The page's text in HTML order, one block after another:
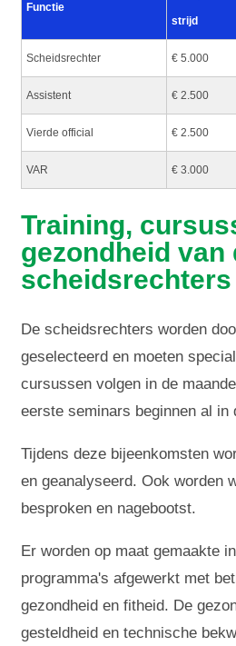
Functie
strijd
Scheidsrechter € 5.000
Assistent € 2.500
Vierde official € 2.500
VAR € 3.000
Training,
gezondheid van
scheidsrechters
De scheidsrechters worden
geselecteerd en moeten
cursussen volgen in de
eerste seminars beginnen al in
Tijdens deze bijeenkomsten
en geanalyseerd. Ook worden
besproken en nagebootst.
Er worden op maat gemaakte
programma's afgewerkt met
gezondheid en fitheid. De
gesteldheid en technische